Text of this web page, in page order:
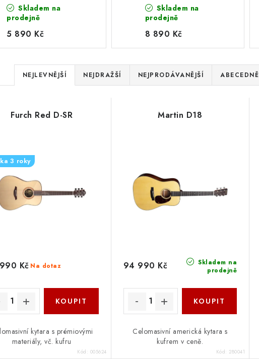
Skladem na
prodejně
5 890 Kč
Skladem na
prodejně
8 890 Kč
Ř
a
z
n
í
p
r
u
k
ů
NEJLEVNĚJŠÍ NEJDRAŽŠÍ NEJPRODÁVANĚJŠÍ ABECEDNĚ
Furch Red D-SR
3 roky
Na dotaz
Kč
kytara s prémiovými
materiály, vč. kufru
Kód: 005624
Martin D18
Skladem na
prodejně
94 990 Kč
Celomasivní americká kytara s
kufrem v ceně.
Kód: 280041